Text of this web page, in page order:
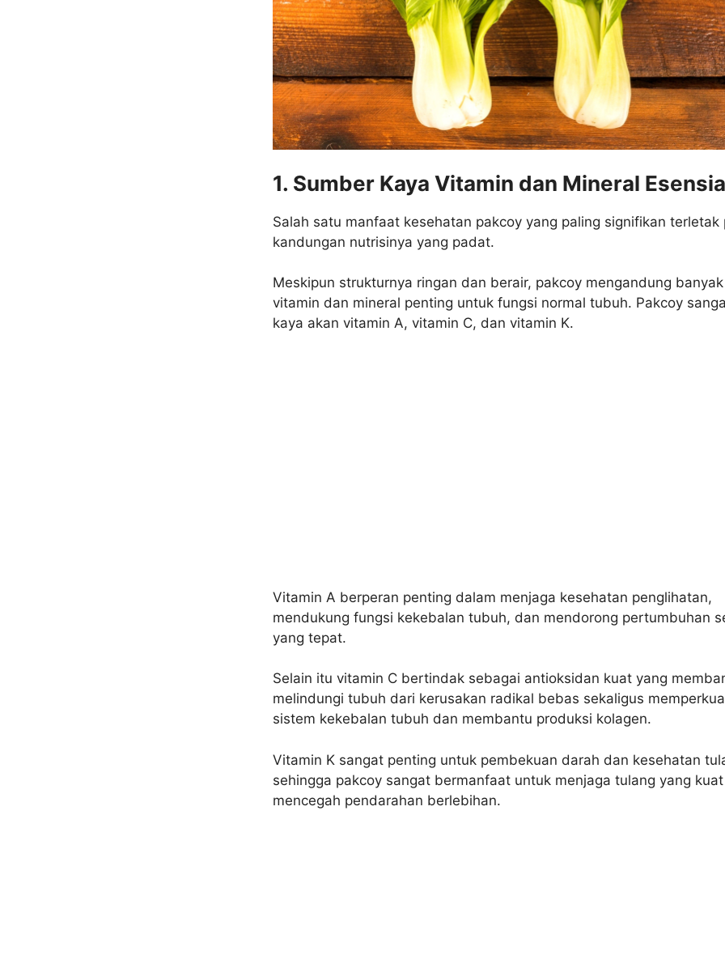
1. Sumber Kaya Vitamin dan Mineral
Salah satu manfaat kesehatan pakcoy yang paling signifikan terletak
kandungan nutrisinya yang padat.
Meskipun strukturnya ringan dan berair, pakcoy mengandung banyak
vitamin dan mineral penting untuk fungsi normal tubuh. Pakcoy
kaya akan vitamin A, vitamin C, dan vitamin K.
Vitamin A berperan penting dalam menjaga kesehatan penglihatan,
mendukung fungsi kekebalan tubuh, dan mendorong pertumbuhan
yang tepat.
Selain itu vitamin C bertindak sebagai antioksidan kuat yang
melindungi tubuh dari kerusakan radikal bebas sekaligus
sistem kekebalan tubuh dan membantu produksi kolagen.
Vitamin K sangat penting untuk pembekuan darah dan kesehatan
sehingga pakcoy sangat bermanfaat untuk menjaga tulang yang
mencegah pendarahan berlebihan.